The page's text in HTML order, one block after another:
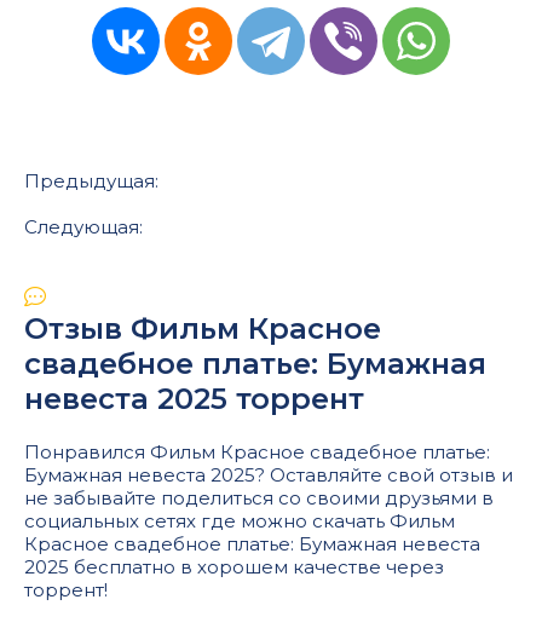
Предыдущая:
Следующая:
Отзыв Фильм Красное
свадебное платье: Бумажная
невеста 2025 торрент
Понравился Фильм Красное свадебное платье:
Бумажная невеста 2025? Оставляйте свой отзыв и
не забывайте поделиться со своими друзьями в
социальных сетях где можно скачать Фильм
Красное свадебное платье: Бумажная невеста
2025 бесплатно в хорошем качестве через
торрент!